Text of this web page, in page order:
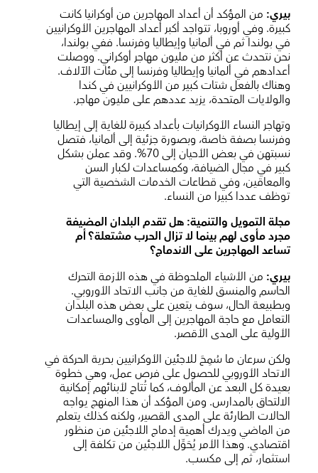
بيري: من المؤكد أن أعداد المهاجرين من أوكرانيا كانت
كبيرة. وفي أوروبا، تتواجد أكبر أعداد المهاجرين الأوكرانيين
في بولندا ثم في ألمانيا وإيطاليا وفرنسا. ففي بولندا،
نحن نتحدث عن أكثر من مليون مهاجر أوكراني. ووصلت
أعدادهم في ألمانيا وإيطاليا وفرنسا إلى مئات الآلاف.
وهناك بالفعل شتات كبير من الأوكرانيين في كندا
والولايات المتحدة، يزيد عددهم على مليون مهاجر.
وتهاجر النساء الأوكرانيات بأعداد كبيرة للغاية إلى إيطاليا
وفرنسا بصفة خاصة، وبصورة جزئية إلى ألمانيا، فتصل
نسبتهن في بعض الأحيان إلى 70%. وقد عملن بشكل
كبير في مجال الضيافة، وكمساعدات لكبار السن
والمعاقين، وفي قطاعات الخدمات الشخصية التي
توظف عددا كبيرا من النساء.
مجلة التمويل والتنمية: هل تقدم البلدان المضيفة
مجرد مأوى لهم بينما لا تزال الحرب مشتعلة؟ أم
تساعد المهاجرين على الاندماج؟
بيري: من الأشياء الملحوظة في هذه الأزمة التحرك
الحاسم والمنسق للغاية من جانب الاتحاد الأوروبي.
وبطبيعة الحال، سوف يتعين على بعض هذه البلدان
التعامل مع حاجة المهاجرين إلى المأوى والمساعدات
الأولية على المدى الأقصر.
ولكن سرعان ما سُمِحَ للاجئين الأوكرانيين بحرية الحركة في
الاتحاد الأوروبي للحصول على فرص عمل، وهي خطوة
بعيدة كل البعد عن المألوف، كما تُتاح لأبنائهم إمكانية
الالتحاق بالمدارس. ومن المؤكد أن هذا المنهج يواجه
الحالات الطارئة على المدى القصير، ولكنه كذلك يتعلم
من الماضي ويدرك أهمية إدماج اللاجئين من منظور
اقتصادي. وهذا الأمر يُحَوِّل اللاجئين من تكلفة إلى
استثمار، ثم إلى مكسب.